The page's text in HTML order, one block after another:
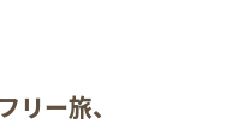
リー旅、